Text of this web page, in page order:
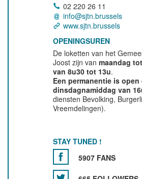
02 220 26 11
info@sjtn.brussels
www.sjtn.brussels
OPENINGSUREN
De loketten van het
Joost zijn vanmaandag
van 8u30 tot 13u.
Een permanentie is open
dinsdagnamiddag van
diensten Bevolking,
Vreemdelingen).
STAY TUNED !
5907 FANS